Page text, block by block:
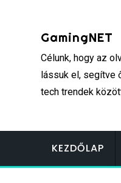
GamingNET
Célunk, hogy az
lássuk el, segítve
tech trendek
KEZDŐLAP